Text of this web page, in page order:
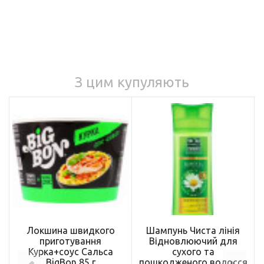
З цим купуляють
Локшина швидкого
приготування
Курка+соус Сальса
Шампунь Чиста лінія
Відновлюючий для
сухого та